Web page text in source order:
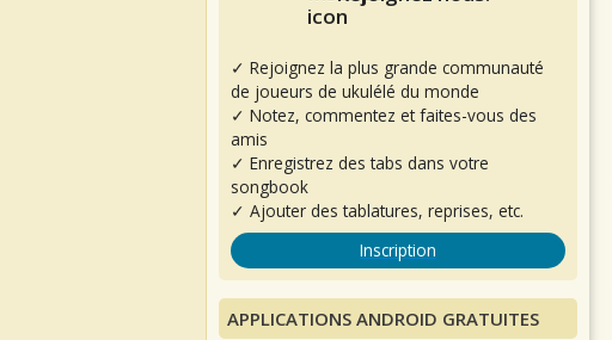
✓ Rejoignez la plus grande communauté
de joueurs de ukulélé du monde
✓ Notez, commentez et faites-vous des
amis
✓ Enregistrez des tabs dans votre
songbook
✓ Ajouter des tablatures, reprises, etc.
Inscription
APPLICATIONS ANDROID GRATUITES